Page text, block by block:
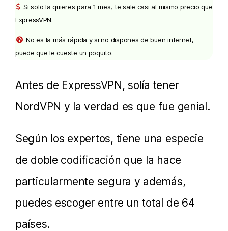
Si solo la quieres para 1 mes, te sale casi al mismo precio que
ExpressVPN.
No es la más rápida y si no dispones de buen internet,
puede que le cueste un poquito.
Antes de ExpressVPN, solía tener
NordVPN y la verdad es que fue genial.
Según los expertos, tiene una especie
de doble codificación que la hace
particularmente segura y además,
puedes escoger entre un total de 64
países.